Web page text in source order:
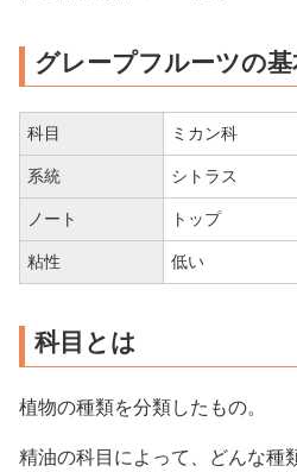
グレープフルーツの基
科目 ミカン科
系統 シトラス
ノート トップ
粘性 低い
科目とは
植物の種類を分類したもの。
精油の科目によって、どんな種